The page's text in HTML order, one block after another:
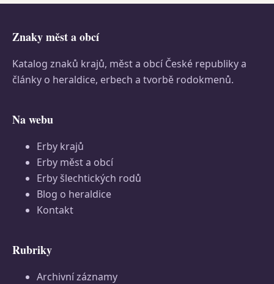
Znaky měst a obcí
Katalog znaků krajů, měst a obcí České republiky a
články o heraldice, erbech a tvorbě rodokmenů.
Na webu
Erby krajů
Erby měst a obcí
Erby šlechtických rodů
Blog o heraldice
Kontakt
Rubriky
Archivní záznamy